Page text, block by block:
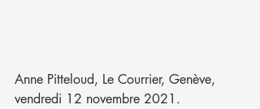
Anne Pitteloud, Le Courrier, Genève,
vendredi 12 novembre 2021.